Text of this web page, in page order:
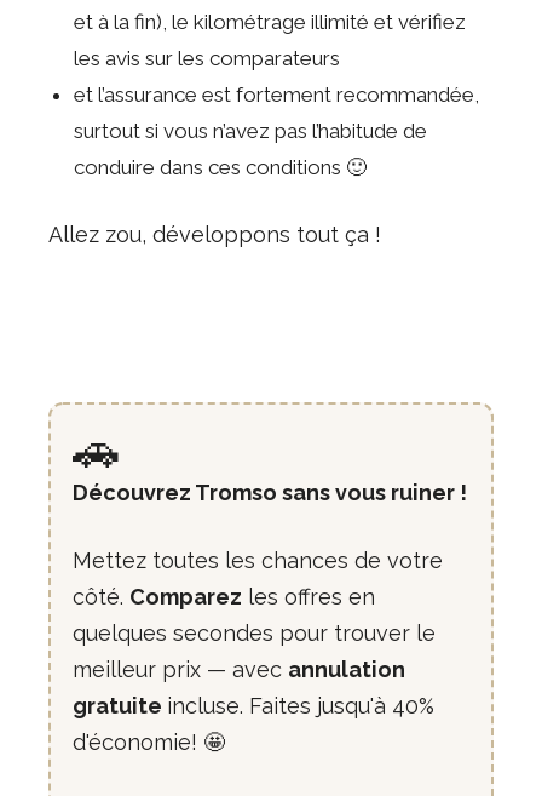
et à la fin), le kilométrage illimité et vérifiez
les avis sur les comparateurs
et l’assurance est fortement recommandée,
surtout si vous n’avez pas l’habitude de
conduire dans ces conditions 🙂
Allez zou, développons tout ça !
🚗
Découvrez Tromso sans vous ruiner !
Mettez toutes les chances de votre
côté. Comparez les offres en
quelques secondes pour trouver le
meilleur prix — avec annulation
gratuite incluse. Faites jusqu'à 40%
d'économie! 🤩